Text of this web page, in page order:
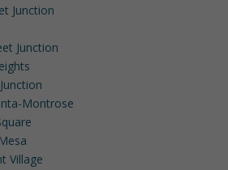
Junction
Junction
Montrose
Village